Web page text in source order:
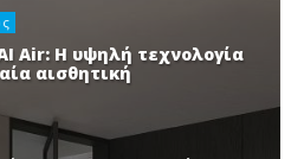
Air: Η υψηλή τεχνολογία
αισθητική